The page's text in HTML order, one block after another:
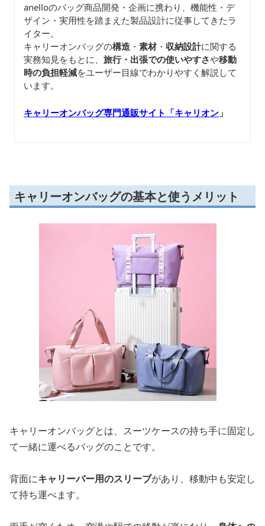
anelloのバッグ商品開発・企画に携わり、機能性・デ
ザイン・実用性を踏まえた製品設計に従事してきたラ
イター。
キャリーオンバッグの構造 ・ 素材・ 収納設計に関する
実務知見をもとに、 旅行・出張での使いやすさや移動
時の負担軽減をユーザー目線でわかりやすく解説して
います。
キャリーオンバッグ専門通販サイト「キャリオン 」
キャリーオンバッグの基本と使うメリット
キャリーオンバッグとは、スーツケースの持ち手に固定し
て一緒に運べるバッグのことです。
背面にキャリーバー用のスリーブがあり、移動中も安定し
て持ち運べます。